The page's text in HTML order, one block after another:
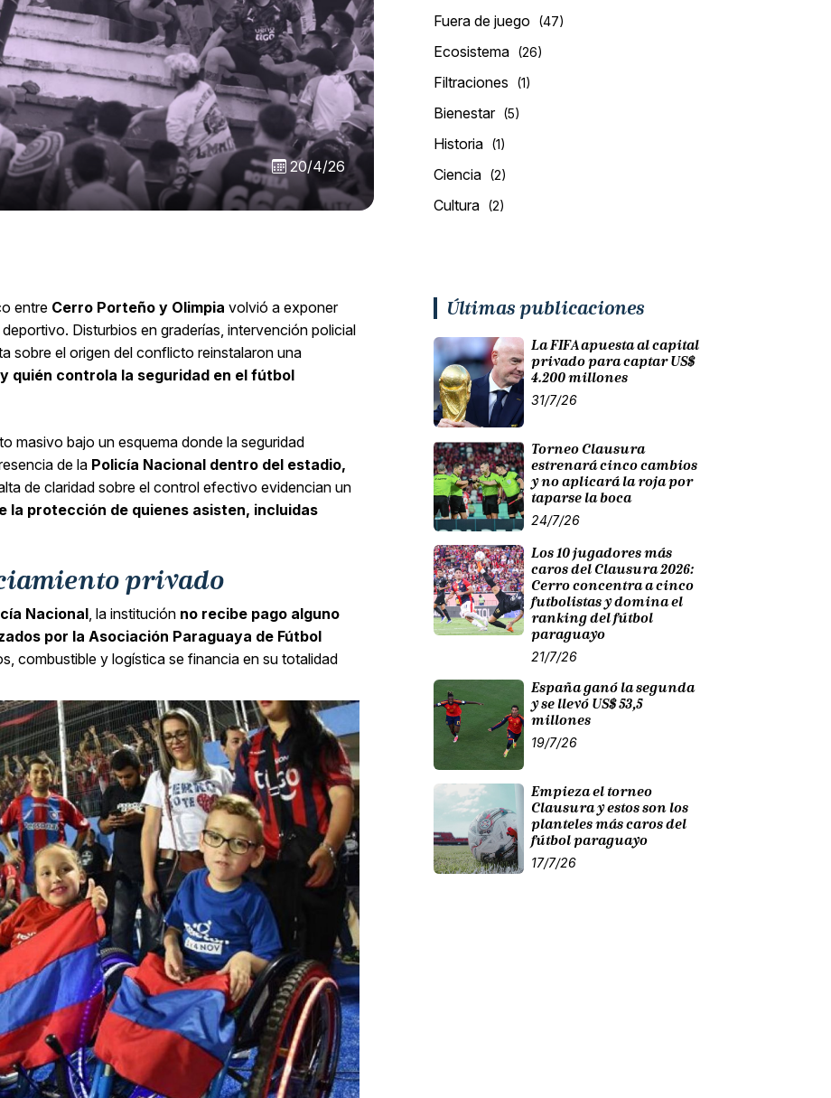
20/4/26
entre Cerro Porteño y Olimpia volvió a exponer
Disturbios en graderías, intervención policial
sobre el origen del conflicto reinstalaron una
quién controla la seguridad en el fútbol
masivo bajo un esquema donde la seguridad
de la Policía Nacional dentro del estadio,
de claridad sobre el control efectivo evidencian un
la protección de quienes asisten, incluidas
privado
Nacional, la institución no recibe pago alguno
por la Asociación Paraguaya de Fútbol
combustible y logística se financia en su totalidad
Fuera de juego (47)
Ecosistema (26)
Filtraciones (1)
Bienestar (5)
Historia (1)
Ciencia (2)
Cultura (2)
Últimas publicaciones
La FIFA apuesta al capital
privado para captar US$
4.200 millones
31/7/26
Torneo Clausura
estrenará cinco cambios
y no aplicará la roja por
taparse la boca
24/7/26
Los 10 jugadores más
caros del Clausura 2026:
Cerro concentra a cinco
futbolistas y domina el
ranking del fútbol
paraguayo
21/7/26
España ganó la segunda
y se llevó US$ 53,5
millones
19/7/26
Empieza el torneo
Clausura y estos son los
planteles más caros del
fútbol paraguayo
17/7/26